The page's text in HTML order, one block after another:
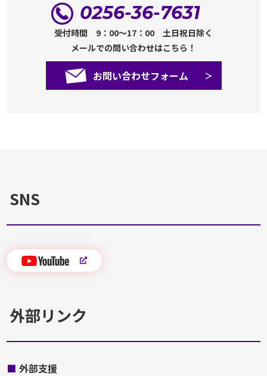
0256-36-7631
受付時間 9：00～17：00 土日祝日除く
メールでの問い合わせはこちら！
お問い合わせフォーム
SNS
外部リンク
■ 外部支援